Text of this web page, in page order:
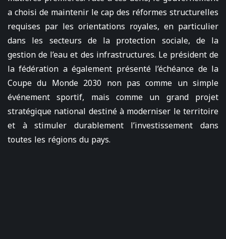
a choisi de maintenir le cap des réformes structurelles
requises par les orientations royales, en particulier
dans les secteurs de la protection sociale, de la
gestion de l’eau et des infrastructures. Le président de
la fédération a également présenté l’échéance de la
Coupe du Monde 2030 non pas comme un simple
événement sportif, mais comme un grand projet
stratégique national destiné à moderniser le territoire
et à stimuler durablement l’investissement dans
toutes les régions du pays.